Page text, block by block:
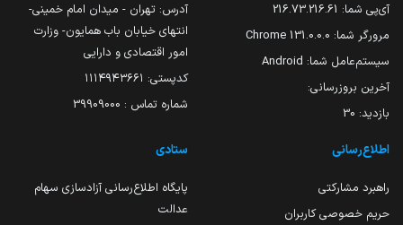
آی‌پی شما: 216.73.216.61
مرورگر شما: 131.0.0.0 Chrome
سیستم‌عامل شما: Android
آخرین بروزرسانی:
بازدید: 30
آدرس: تهران - میدان امام خمینی-
انتهای خیابان باب همایون- وزارت
امور اقتصادی و دارایی
کدپستی: ۱۱۱۴۹۴۳۶۶۱
شماره تماس : 39909000
اطلاع‌رسانی
راهبرد مشارکتی
حریم خصوصی کاربران
ستادی
پایگاه اطلاع‌رسانی آزادسازی سهام
عدالت